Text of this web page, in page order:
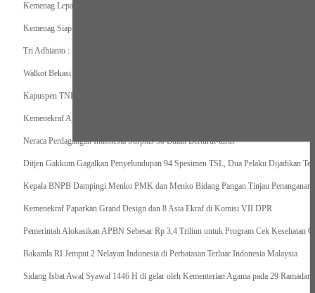
Kemenag Lepas Ratusan Peserta Program Mudik Gratis 1446 H/2025M
Kemenag Siapkan 6.180 Posko Masjid Ramah Mudik Lebaran 2025
Tri Adhianto : Barang Kadaluarsa Segera di Kembalikan
Walkot Bekasi Periksa Kesesuaian Takaran SPBU Saat Mudik Lebaran 2025
Kapuspen TNI : Media dan Pemangku Kepentingan Bersatu Wujudkan Mudik Aman
Kemenekraf Ajak Kabinet Merah Putih Nobar Film Animasi Jumbo
Neraca Perdagangan Indonesia Surplus 58 Bulan Berturut-turut
Ditjen Gakkum Gagalkan Penyelundupan 94 Spesimen TSL, Dua Pelaku Dijadikan
Kepala BNPB Dampingi Menko PMK dan Menko Bidang Pangan Tinjau Penanganan
Kemenekraf Paparkan Grand Design dan 8 Asta Ekraf di Komisi VII DPR
Pemerintah Alokasikan APBN Sebesar Rp 3,4 Triliun untuk Program Cek Kesehatan
Bakamla RI Jemput 2 Nelayan Indonesia di Perbatasan Terluar Indonesia Malaysia
Sidang Isbat Awal Syawal 1446 H di gelar oleh Kementerian Agama pada 29 Ramadan